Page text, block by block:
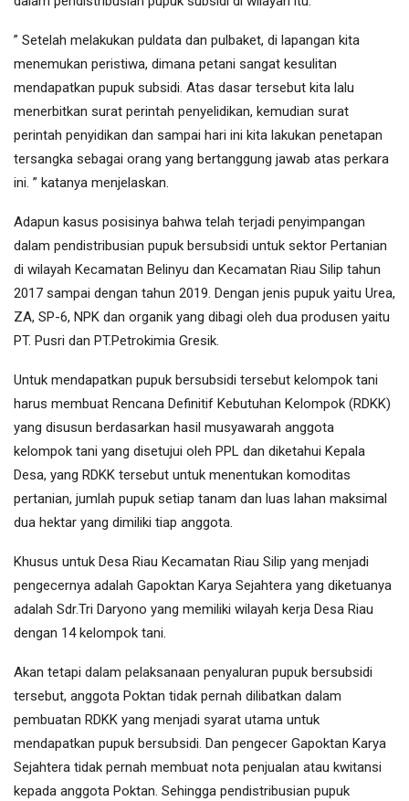
” Setelah melakukan puldata dan pulbaket, di lapangan kita
menemukan peristiwa, dimana petani sangat kesulitan
mendapatkan pupuk subsidi. Atas dasar tersebut kita lalu
menerbitkan surat perintah penyelidikan, kemudian surat
perintah penyidikan dan sampai hari ini kita lakukan penetapan
tersangka sebagai orang yang bertanggung jawab atas perkara
ini. ” katanya menjelaskan.
Adapun kasus posisinya bahwa telah terjadi penyimpangan
dalam pendistribusian pupuk bersubsidi untuk sektor Pertanian
di wilayah Kecamatan Belinyu dan Kecamatan Riau Silip tahun
2017 sampai dengan tahun 2019. Dengan jenis pupuk yaitu Urea,
ZA, SP-6, NPK dan organik yang dibagi oleh dua produsen yaitu
PT. Pusri dan PT.Petrokimia Gresik.
Untuk mendapatkan pupuk bersubsidi tersebut kelompok tani
harus membuat Rencana Definitif Kebutuhan Kelompok (RDKK)
yang disusun berdasarkan hasil musyawarah anggota
kelompok tani yang disetujui oleh PPL dan diketahui Kepala
Desa, yang RDKK tersebut untuk menentukan komoditas
pertanian, jumlah pupuk setiap tanam dan luas lahan maksimal
dua hektar yang dimiliki tiap anggota.
Khusus untuk Desa Riau Kecamatan Riau Silip yang menjadi
pengecernya adalah Gapoktan Karya Sejahtera yang diketuanya
adalah Sdr.Tri Daryono yang memiliki wilayah kerja Desa Riau
dengan 14 kelompok tani.
Akan tetapi dalam pelaksanaan penyaluran pupuk bersubsidi
tersebut, anggota Poktan tidak pernah dilibatkan dalam
pembuatan RDKK yang menjadi syarat utama untuk
mendapatkan pupuk bersubsidi. Dan pengecer Gapoktan Karya
Sejahtera tidak pernah membuat nota penjualan atau kwitansi
kepada anggota Poktan. Sehingga pendistribusian pupuk